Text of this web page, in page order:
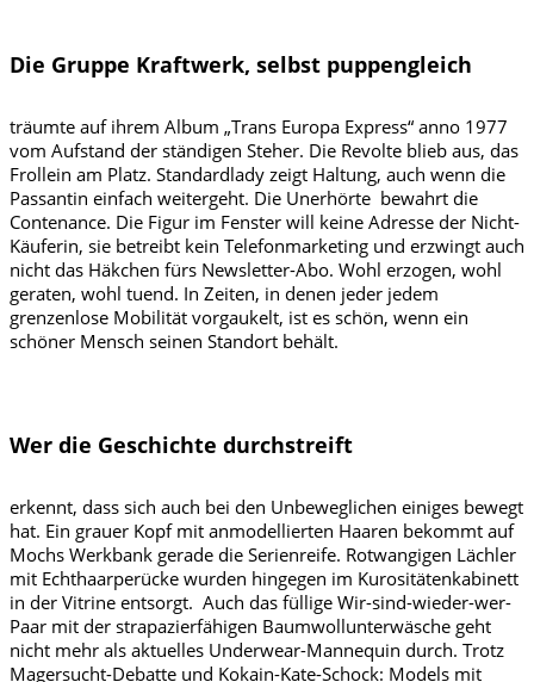
Die Gruppe Kraftwerk, selbst puppengleich
träumte auf ihrem Album „Trans Europa Express“ anno 1977
vom Aufstand der ständigen Steher. Die Revolte blieb aus, das
Frollein am Platz. Standardlady zeigt Haltung, auch wenn die
Passantin einfach weitergeht. Die Unerhörte bewahrt die
Contenance. Die Figur im Fenster will keine Adresse der Nicht-
Käuferin, sie betreibt kein Telefonmarketing und erzwingt auch
nicht das Häkchen fürs Newsletter-Abo. Wohl erzogen, wohl
geraten, wohl tuend. In Zeiten, in denen jeder jedem
grenzenlose Mobilität vorgaukelt, ist es schön, wenn ein
schöner Mensch seinen Standort behält.
Wer die Geschichte durchstreift
erkennt, dass sich auch bei den Unbeweglichen einiges bewegt
hat. Ein grauer Kopf mit anmodellierten Haaren bekommt auf
Mochs Werkbank gerade die Serienreife. Rotwangigen Lächler
mit Echthaarperücke wurden hingegen im Kurositätenkabinett
in der Vitrine entsorgt. Auch das füllige Wir-sind-wieder-wer-
Paar mit der strapazierfähigen Baumwollunterwäsche geht
nicht mehr als aktuelles Underwear-Mannequin durch. Trotz
Magersucht-Debatte und Kokain-Kate-Schock: Models mit